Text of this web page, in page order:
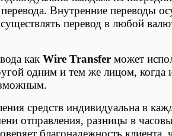
Внутренние переводы
перевод в любой
как Wire Transfer может
одним и тем же лицом,
средств индивидуальна в
отправления, разницы в
благонадежность